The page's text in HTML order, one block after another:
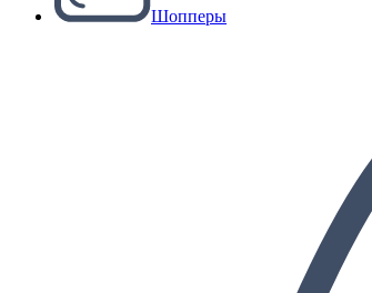
Шопперы